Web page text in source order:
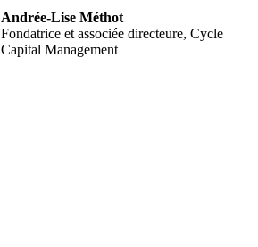
Andrée-Lise Méthot
Fondatrice et associée directeure, Cycle
Capital Management